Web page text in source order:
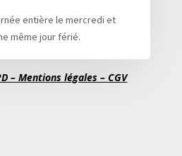
entière le mercredi et
même jour férié.
– Mentions légales – CGV